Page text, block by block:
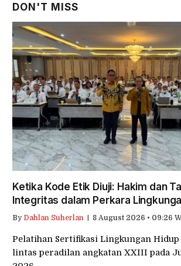
DON'T MISS
Ketika Kode Etik Diuji: Hakim dan
Integritas dalam Perkara
By Dahlan Suherlan 8 August 2026 • 09:26
Pelatihan Sertifikasi Lingkungan Hidup
lintas peradilan angkatan XXIII pada